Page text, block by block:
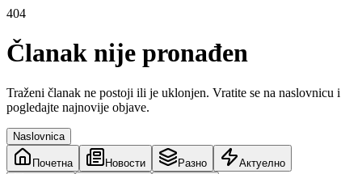
404
Članak nije pronađen
Traženi članak ne postoji ili je uklonjen. Vratite se na naslovnicu i
pogledajte najnovije objave.
Naslovnica
Почетна Новости Разно Актуелно